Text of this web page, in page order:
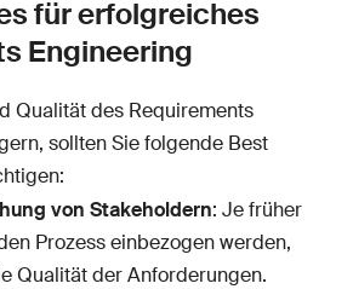
für erfolgreiches
Engineering
Qualität des Requirements
sollten Sie folgende Best
von Stakeholdern: Je früher
Prozess einbezogen werden,
Qualität der Anforderungen.